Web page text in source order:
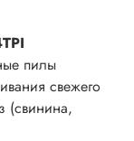
пилы
свежего
(свинина,